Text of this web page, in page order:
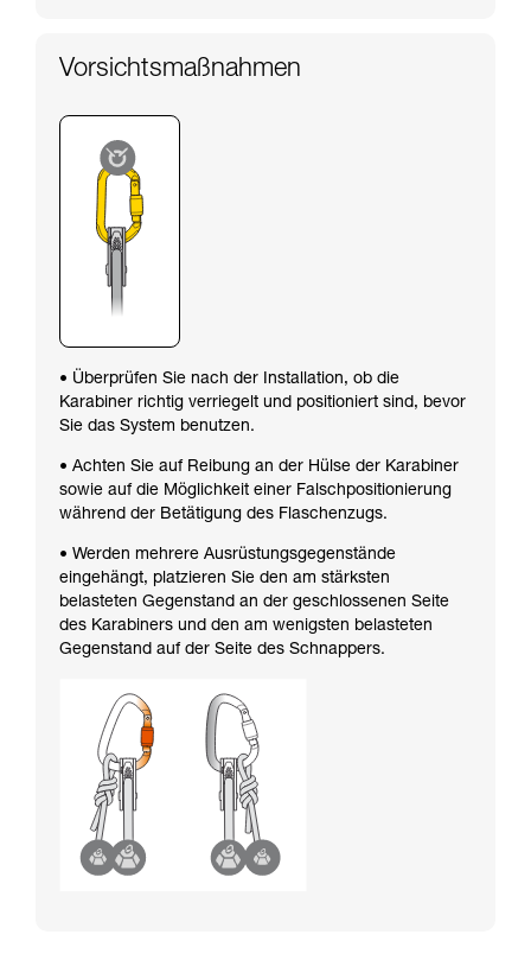
Vorsichtsmaßnahmen
• Überprüfen Sie nach der Installation, ob die
Karabiner richtig verriegelt und positioniert sind, bevor
Sie das System benutzen.
• Achten Sie auf Reibung an der Hülse der Karabiner
sowie auf die Möglichkeit einer Falschpositionierung
während der Betätigung des Flaschenzugs.
• Werden mehrere Ausrüstungsgegenstände
eingehängt, platzieren Sie den am stärksten
belasteten Gegenstand an der geschlossenen Seite
des Karabiners und den am wenigsten belasteten
Gegenstand auf der Seite des Schnappers.